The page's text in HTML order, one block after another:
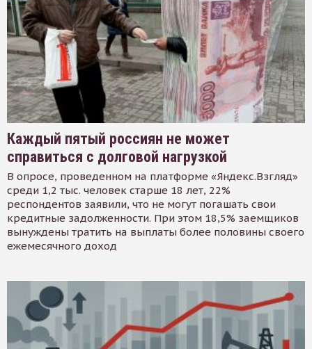
Каждый пятый россиян не может
справиться с долговой нагрузкой
В опросе, проведенном на платформе «Яндекс.Взгляд»
среди 1,2 тыс. человек старше 18 лет, 22%
респондентов заявили, что не могут погашать свои
кредитные задолженности. При этом 18,5% заемщиков
вынуждены тратить на выплаты более половины своего
ежемесячного доход